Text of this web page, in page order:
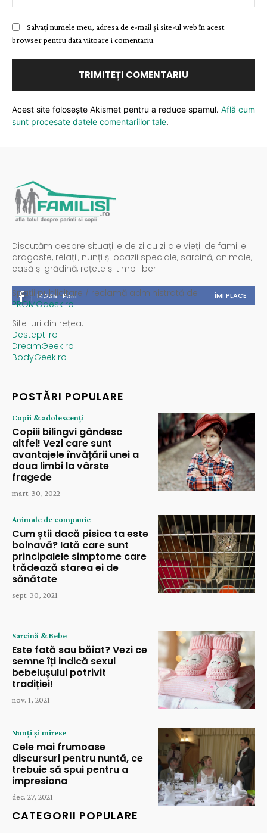
Salvați numele meu, adresa de e-mail și site-ul web în acest
browser pentru data viitoare i comentariu.
Acest site folosește Akismet pentru a reduce spamul. Află cum
sunt procesate datele comentariilor tale.
Discutăm despre situațiile de zi cu zi ale vieții de familie:
dragoste, relații, nunți și ocazii speciale, sarcină, animale,
casă și grădină, rețete și timp liber.
14,235 Fani ÎMI PLACE
Spații publicitare / reclamă administrată de
PROMOdesk.ro
Site-uri din rețea:
Destepti.ro
DreamGeek.ro
BodyGeek.ro
POSTĂRI POPULARE
Copii & adolescenți
Copiii bilingvi gândesc
altfel! Vezi care sunt
avantajele învățării unei a
doua limbi la vârste
fragede
mart. 30, 2022
Animale de companie
Cum știi dacă pisica ta este
bolnavă? Iată care sunt
principalele simptome care
trădează starea ei de
sănătate
sept. 30, 2021
Sarcină & Bebe
Este fată sau băiat? Vezi ce
semne îți indică sexul
bebelușului potrivit
tradiției!
nov. 1, 2021
Nunți și mirese
Cele mai frumoase
discursuri pentru nuntă, ce
trebuie să spui pentru a
impresiona
dec. 27, 2021
CATEGORII POPULARE